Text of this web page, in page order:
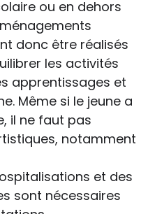
ou en dehors
donc être réalisés
les activités
apprentissages et
Même si le jeune a
il ne faut pas
notamment
et des
sont nécessaires